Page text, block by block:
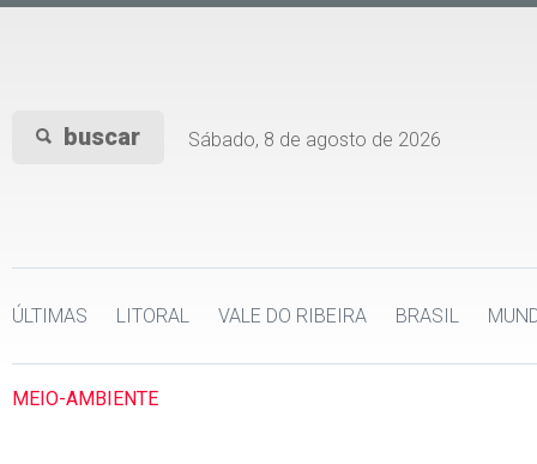
buscar Sábado, 8 de agosto de 2026
ÚLTIMAS LITORAL VALE DO RIBEIRA BRASIL
MEIO-AMBIENTE